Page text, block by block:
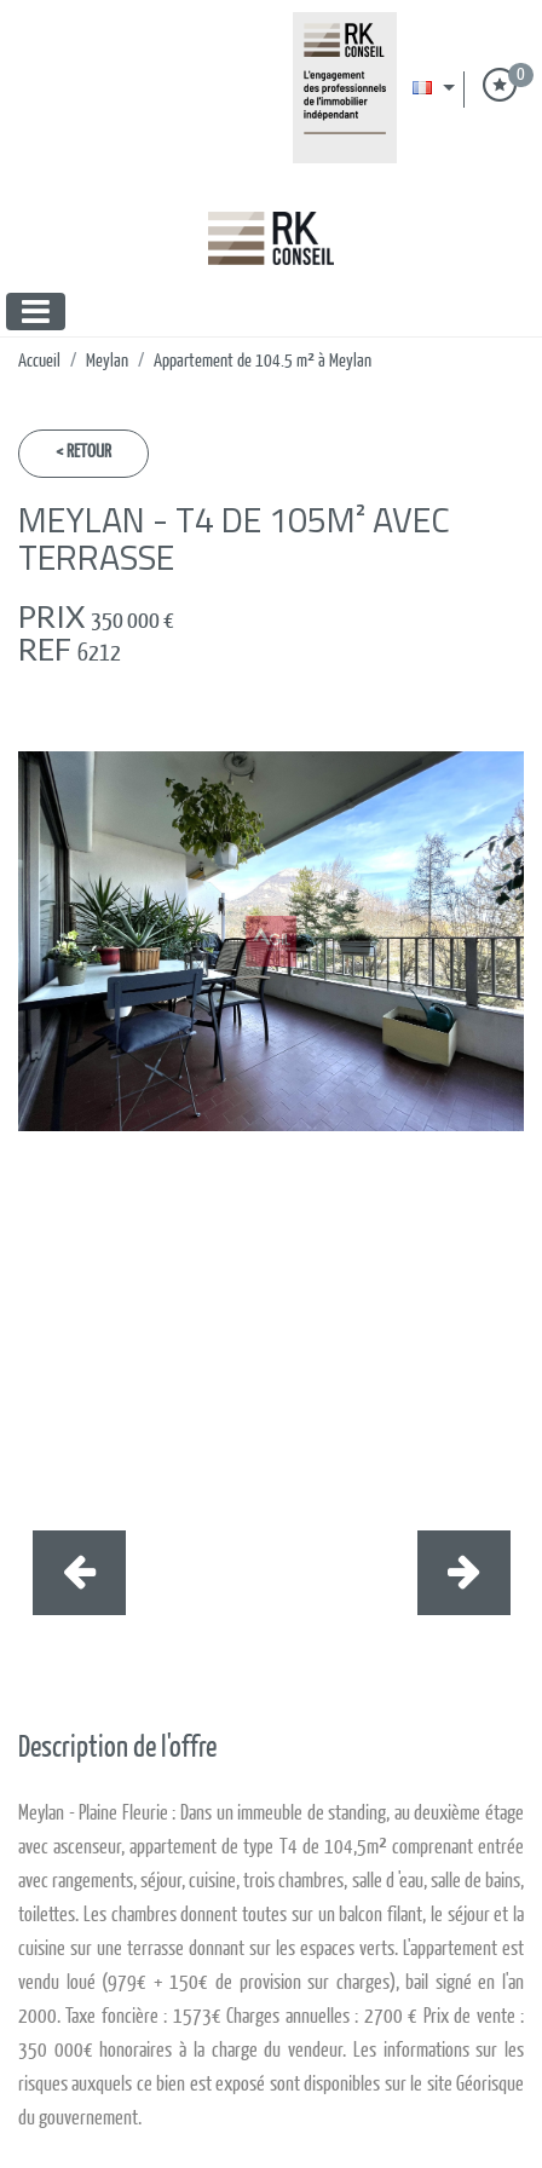
0
Accueil Meylan Appartement de 104.5 m² à Meylan
< RETOUR
MEYLAN - T4 DE 105M² AVEC
TERRASSE
PRIX 350 000€
REF 6212
Description de l'offre
Meylan - Plaine Fleurie : Dans un immeuble de standing, au deuxième étage
avec ascenseur, appartement de type T4 de 104,5m² comprenant entrée
avec rangements, séjour, cuisine, trois chambres, salle d 'eau, salle de bains,
toilettes. Les chambres donnent toutes sur un balcon filant, le séjour et la
cuisine sur une terrasse donnant sur les espaces verts. L'appartement est
vendu loué (979€ + 150€ de provision sur charges), bail signé en l'an
2000. Taxe foncière : 1573€ Charges annuelles : 2700 € Prix de vente :
350 000€ honoraires à la charge du vendeur. Les informations sur les
risques auxquels ce bien est exposé sont disponibles sur le site Géorisque
du gouvernement.